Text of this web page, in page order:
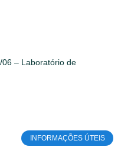
– Laboratório de
INFORMAÇÕES ÚTEIS